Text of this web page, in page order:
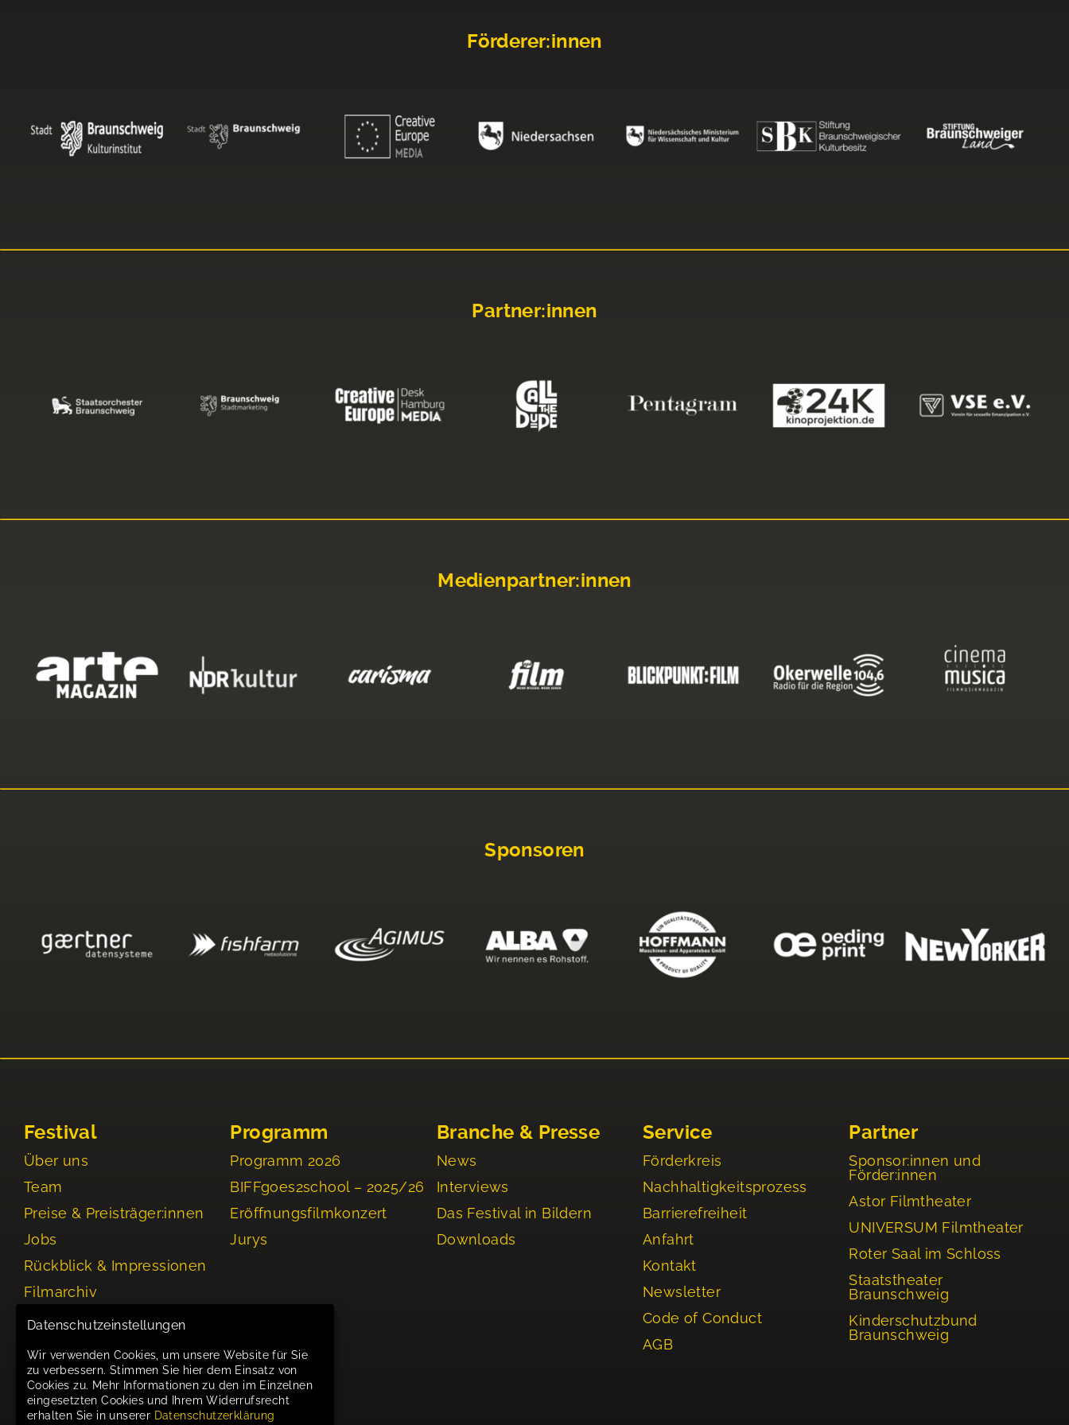
Förderer:innen
Partner:innen
Medienpartner:innen
Sponsoren
Festival
Über uns
Team
Preise & Preisträger:innen
Jobs
Rückblick & Impressionen
Filmarchiv
Events
Programm
Programm 2026
BIFFgoes2school – 2025/26
Eröffnungsfilmkonzert
Jurys
Branche & Presse
News
Interviews
Das Festival in Bildern
Downloads
Service
Förderkreis
Nachhaltigkeitsprozess
Barrierefreiheit
Anfahrt
Kontakt
Newsletter
Code of Conduct
AGB
Partner
Sponsor:innen und
Förder:innen
Astor Filmtheater
UNIVERSUM Filmtheater
Roter Saal im Schloss
Staatstheater
Braunschweig
Kinderschutzbund
Braunschweig
Datenschutzeinstellungen
Wir verwenden Cookies, um unsere Website für Sie
zu verbessern. Stimmen Sie hier dem Einsatz von
Cookies zu. Mehr Informationen zu den im Einzelnen
eingesetzten Cookies und Ihrem Widerrufsrecht
erhalten Sie in unserer Datenschutzerklärung